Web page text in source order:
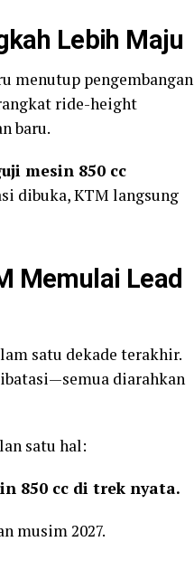
Lebih Maju
menutup pengembangan
ride-height
baru.
mesin 850 cc
dibuka, KTM langsung
Memulai Lead
satu dekade terakhir.
diarahkan
satu hal:
850 cc di trek nyata.
musim 2027.